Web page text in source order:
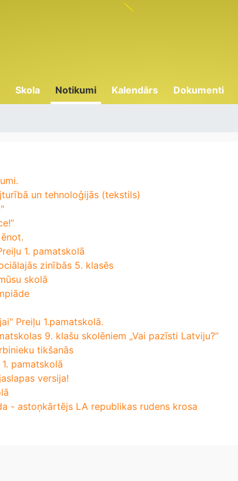
Skola Notikumi Kalendārs Dokumenti
un tehnoloģijās (tekstils)
1. pamatskolā
zinībās 5. klasēs
skolā
Preiļu 1.pamatskolā.
9. klašu skolēniem „Vai pazīsti Latviju?”
tikšanās
pamatskolā
versija!
- astoņkārtējs LA republikas rudens krosa